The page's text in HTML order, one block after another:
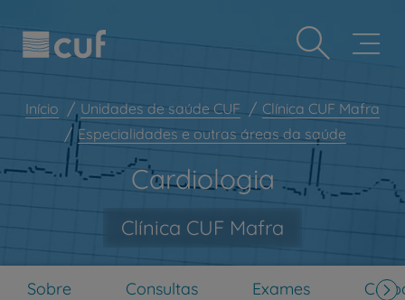
este
inclui
sistema
acessibilidade.
para
conteúdo
Prevenção e bem-estar
Grandes Áreas da Saúde
Plano +CUF
My CUF
Clientes e acompanhantes
CUF Academic Center
Sobre nós
Início Unidades de saúde CUF
Clínica CUF Mafra
Especialidades e outras áreas da saúde
Cardiologia
Clínica CUF Mafra
Sobre Consultas Exames